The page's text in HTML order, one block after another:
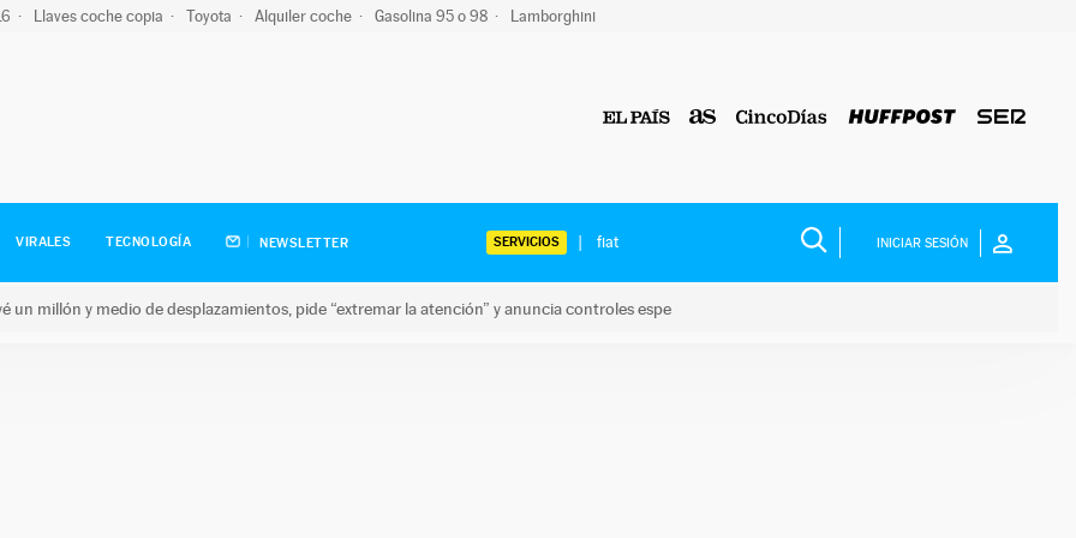
Llaves coche copia Toyota Alquiler coche Gasolina 95 o 98 Lamborghini
VIRALES TECNOLOGÍA NEWSLETTER SERVICIOS INICIAR SESIÓN
un millón y medio de desplazamientos, pide “extremar la atención” y anuncia controles espe